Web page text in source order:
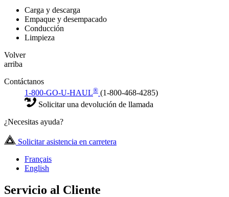
Carga y descarga
Empaque y desempacado
Conducción
Limpieza
Volver
arriba
Contáctanos
1-800-GO-U-HAUL® (1-800-468-4285)
Solicitar una devolución de llamada
¿Necesitas ayuda?
Solicitar asistencia en carretera
Français
English
Servicio al Cliente